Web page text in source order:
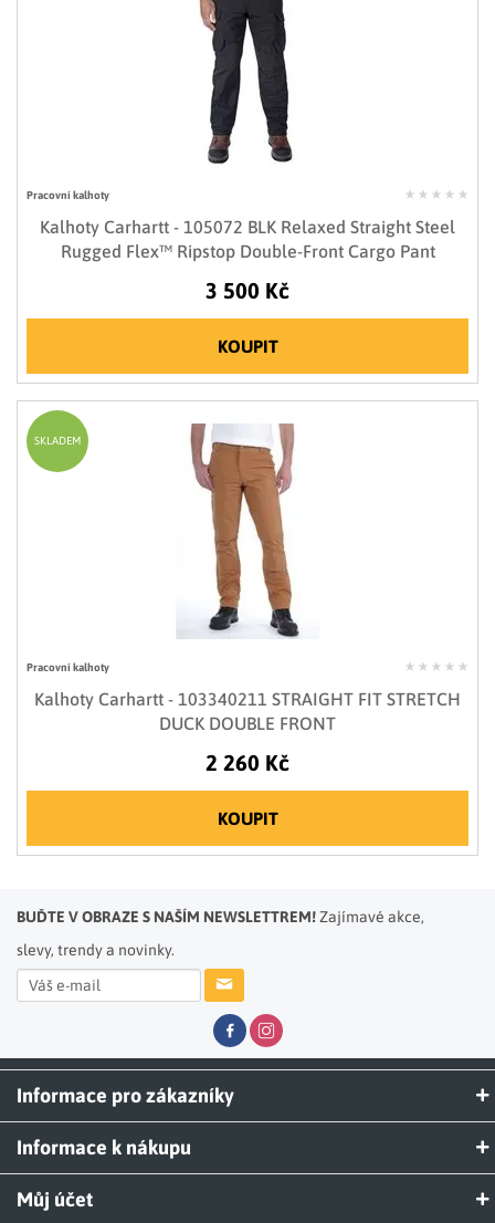
Pracovní kalhoty
Kalhoty Carhartt - 105072 BLK Relaxed Straight Steel
Rugged Flex™ Ripstop Double-Front Cargo Pant
3 500 Kč
KOUPIT
Pracovní kalhoty
Kalhoty Carhartt - 103340211 STRAIGHT FIT STRETCH
DUCK DOUBLE FRONT
2 260 Kč
KOUPIT
SKLADEM
BUĎTE V OBRAZE S NAŠÍM NEWSLETTREM!Zajímavé akce,
slevy, trendy a novinky.
Informace pro zákazníky
Informace k nákupu
Můj účet